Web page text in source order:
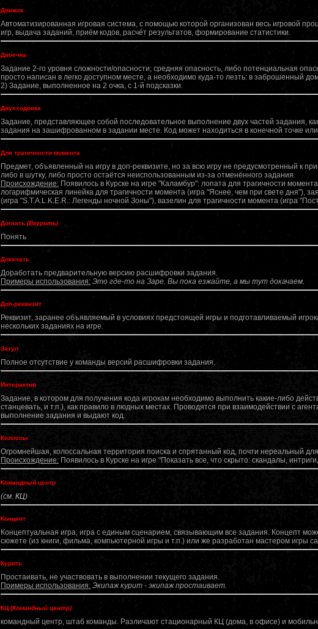
Движок
Автоматизированная игровая система, с помощью которой организован весь игровой
игр, выдача заданий, приём кодов, расчёт результатов, формирование статистики.
Двоечка
Задание 2-го уровня сложности/опасности; средняя опасность, либо потенциальная
просто написан в легко доступном месте, а необходимо куда-то лезть: в заброшенный
2) Задание, выполненное на 2 очка, с 1-й подсказки.
Двухходовка
Задание, представляющее собой последовательное выполнение двух частей задания,
задания на зашифрованном в задании месте. Код может находиться в конечной точке
Для трагичности момента
Предмет, объявленный на игру в доп-реквизите, но за всю игру не предусмотренный к
либо в шутку, либо просто остаётся неиспользованным из-за отменённого задания.
Происхождение: Появилось в Курске на игре "Каламбур": лопата для трагичности
логарифмическая линейка для трагичности момента (игра "Яснее, чем при свете дня"),
(игра "S.T.A.L.K.E.R.: Легенды ночной Зоны"), вазелин для трагичности момента (игра
Догнать (Вкурить)
Понять
Докачать
Доработать предварительную версию расшифровки задания.
Примеры использования: Это где-то на Заре. Вы пока езжайте, а мы тут докачаем.
Доп-реквизит
Реквизит, заранее объявляемый в условиях предстоящей игры и подготавливаемый
нескольких заданиях на игре.
Затуп
Полное отсутствие у команды версий расшифровки задания.
Интерактив
Задание, в котором для получения кода игрокам необходимо выполнить какие-либо
станцевать, и т.п.), как правило в людных местах. Проводятся при взаимодействии с
выполнение задания и выдают код.
Колоссы
Огромнейшая, колоссальная территория поиска и спрятанный код, почти нереальный
Происхождение: Появилось в Курске на игре "Показать все, что скрыто: скандалы,
Командный центр
(см. КЦ)
Концепт
Концептуальная игра; игра с единым сценарием, связывающим все задания. Концепт
сюжете (из книги, фильма, компьютерной игры и т.п.) или же разработан мастером игры
Курить
Простаивать, не участвовать в выполнении текущего задания.
Примеры использования: Экипаж курит - экипаж простаивает.
КЦ (Командный центр)
командный центр, штаб команды. Различают стационарный КЦ (дома, в офисе) и